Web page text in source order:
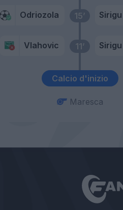
Calcio d'inizio
11’
Vlahovic Sirigu
15’
Odriozola Sirigu
Maresca